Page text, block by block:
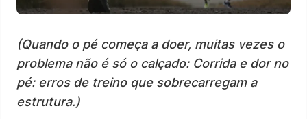
(Quando o pé começa a doer, muitas vezes o
problema não é só o calçado: Corrida e dor no
pé: erros de treino que sobrecarregam a
estrutura.)